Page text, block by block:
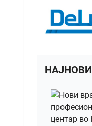
НАЈНОВИ